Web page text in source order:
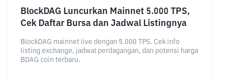
BlockDAG Luncurkan Mainnet 5.000 TPS,
Cek Daftar Bursa dan Jadwal Listingnya
BlockDAG mainnet live dengan 5.000 TPS. Cek info
listing exchange, jadwal perdagangan, dan potensi harga
BDAG coin terbaru.